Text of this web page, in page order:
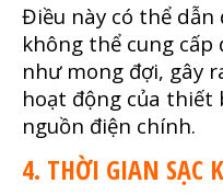
Điều này có thể dẫn
không thể cung
như mong đợi, gây
hoạt động của thiết
nguồn điện chính.
4. THỜI GIAN SẠC